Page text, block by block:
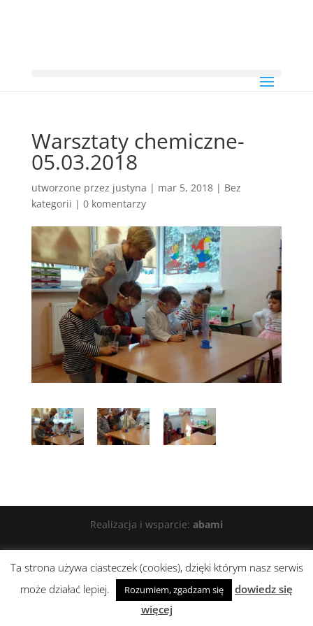
Warsztaty chemiczne-
05.03.2018
utworzone przez justyna | mar 5, 2018| Bez
kategorii | 0 komentarzy
Realizacja i wsparcie: abami
Ta strona używa ciasteczek (cookies), dzięki którym nasz serwis
może działać lepiej.
Rozumiem, zgadzam się
dowiedz się
więcej